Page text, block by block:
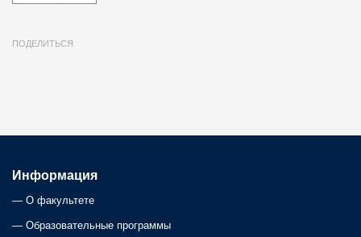
ПОДЕЛИТЬСЯ
Информация
— О факультете
— Образовательные программы